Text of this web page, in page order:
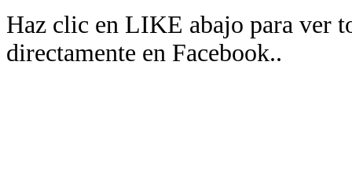
Haz clic en LIKE abajo para ver
directamente en Facebook..